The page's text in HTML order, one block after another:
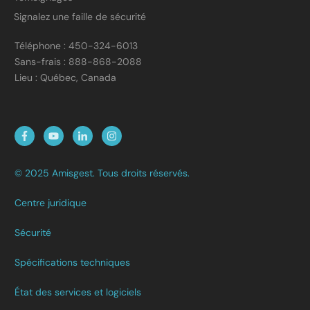
Signalez une faille de sécurité
Téléphone : 450-324-6013
Sans-frais : 888-868-2088
Lieu : Québec, Canada
© 2025 Amisgest. Tous droits réservés.
Centre juridique
Sécurité
Spécifications techniques
État des services et logiciels